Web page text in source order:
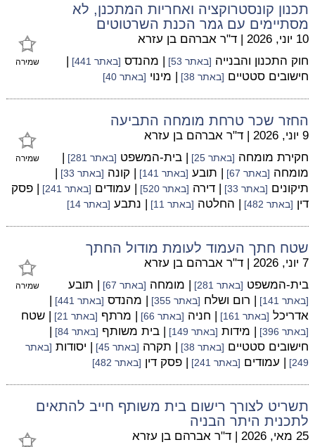
תכנון קונסטרוקציה ואחריות המתכנן, לא
מסתיימים עם גמר הכנת השרטוטים
שמירה
10 יוני, 2026 | ד"ר אברהם בן עזרא
חוק התכנון והבנייה [באתר 53] | מהנדס [באתר 441]
|
חישובים סטטיים [באתר 38] | מינוי [באתר 40]
החזר שכר טרחת מומחה התביעה
שמירה
9 יוני, 2026 | ד"ר אברהם בן עזרא
חקירת מומחה [באתר 25] | בית-המשפט [באתר 281]
|
מומחה [באתר 67] | תובע [באתר 141] | קונה [באתר 33]
|
תיקונים [באתר 33] | דירה [באתר 520] | עמודים [באתר 241]
| פסק
דין [באתר 482] | החלטה [באתר 11] | נתבע [באתר 14]
שטח חתך העמוד לעומת מודול החתך
שמירה
7 יוני, 2026 | ד"ר אברהם בן עזרא
בית-המשפט [באתר 281] | מומחה [באתר 67] | תובע
[באתר 141] | רום ושלח [באתר 355] | מהנדס [באתר 441]
|
אדריכל [באתר 161] | חניה [באתר 66] | מרתף [באתר 21] | שטח
[באתר 396] | מידות [באתר 149] | בית משותף [באתר 84]
|
חישובים סטטיים [באתר 38] | תקרה [באתר 45] | יסודות [באתר
249]
| עמודים [באתר 241] | פסק דין [באתר 482]
תשריט לצורך רישום בית משותף חייב להתאים
לתכנית היתר הבניה
25 מאי, 2026 | ד"ר אברהם בן עזרא